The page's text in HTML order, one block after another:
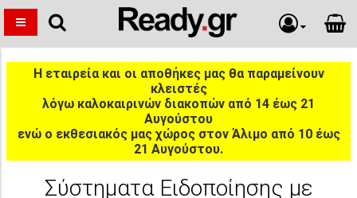
Η εταιρεία και οι αποθήκες μας θα παραμείνουν
κλειστές
λόγω καλοκαιρινών διακοπών από 14 έως 21
Αυγούστου
ενώ ο εκθεσιακός μας χώρος στον Άλιμο από 10 έως
21 Αυγούστου.
Σύστηματα Ειδοποίησης με